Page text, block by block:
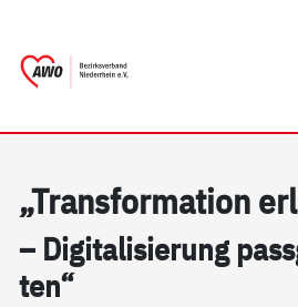
„Trans­for­ma­ti­on
– Di­gi­ta­li­sie­rung
ten“